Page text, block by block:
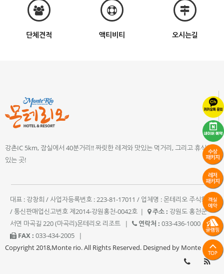
단체견적 액티비티 오시는길
강촌IC 5km, 잠실에서 40분거리!! 짜릿한 레져와 맛있는 먹거리, 그리고 휴식이
있는 곳!
대표 : 강창희 / 사업자등록번호 : 223-81-17011 / 업체명 : 몬테리오 주식회사
/ 통신판매업신고번호 제2014-강원홍천-0042호 | 주소 : 강원도 홍천군
서면 마곡길 220 (마곡리)몬테리오 리조트
| 연락처 : 033-436-1000
|
FAX : 033-434-2005
|
Copyright 2018,Monte rio. All Rights Reserved. Designed by Monte rio.